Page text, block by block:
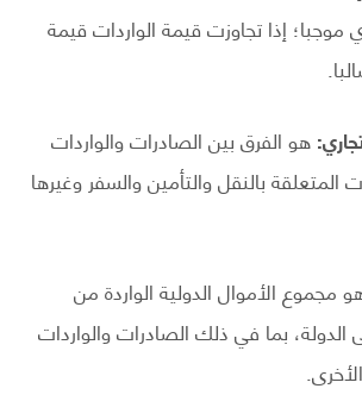
موجبا؛ إذا تجاوزت قيمة الواردات قيمة
هو الفرق بين الصادرات والواردات
المتعلقة بالنقل والتأمين والسفر وغيرها
مجموع الأموال الدولية الواردة من
الدولة، بما في ذلك الصادرات والواردات